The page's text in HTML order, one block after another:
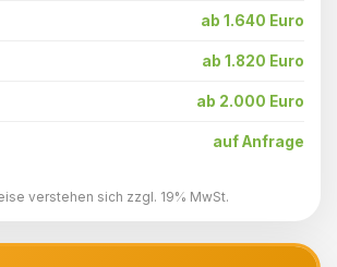
ab 1.640 Euro
ab 1.820 Euro
ab 2.000 Euro
auf Anfrage
verstehen sich zzgl. 19% MwSt.